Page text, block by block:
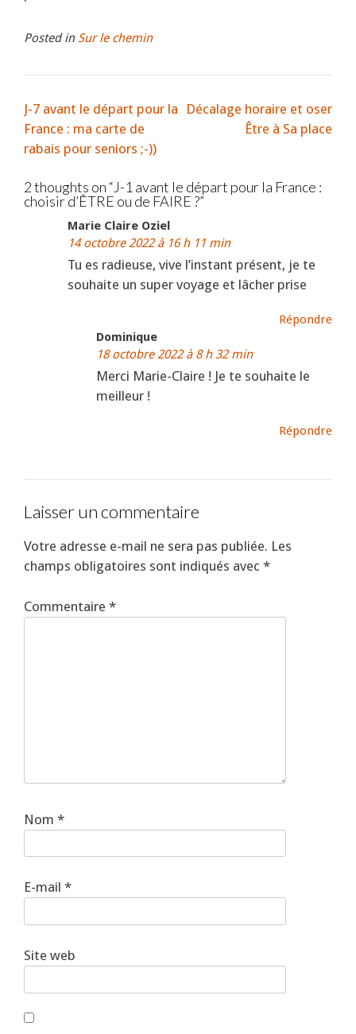
Posted in Sur le chemin
J-7 avant le départ pour la
France : ma carte de
rabais pour seniors ;-))
Décalage horaire et oser
Être à Sa place
2 thoughts on “J-1 avant le départ pour la France :
choisir d’ÊTRE ou de FAIRE ?”
Marie Claire Oziel
14 octobre 2022 à 16 h 11 min
Tu es radieuse, vive l’instant présent, je te
souhaite un super voyage et lâcher prise
Répondre
Dominique
18 octobre 2022 à 8 h 32 min
Merci Marie-Claire ! Je te souhaite le
meilleur !
Répondre
Laisser un commentaire
Votre adresse e-mail ne sera pas publiée. Les
champs obligatoires sont indiqués avec *
Commentaire *
Nom *
E-mail *
Site web